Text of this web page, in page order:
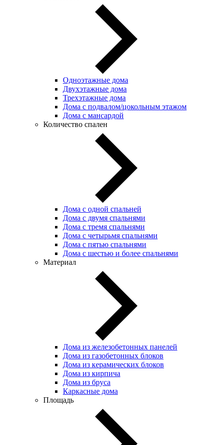
Одноэтажные дома
Двухэтажные дома
Трехэтажные дома
Дома с подвалом/цокольным этажом
Дома с мансардой
Количество спален
Дома с одной спальней
Дома с двумя спальнями
Дома с тремя спальнями
Дома с четырьмя спальнями
Дома с пятью спальнями
Дома с шестью и более спальнями
Материал
Дома из железобетонных панелей
Дома из газобетонных блоков
Дома из керамических блоков
Дома из кирпича
Дома из бруса
Каркасные дома
Площадь